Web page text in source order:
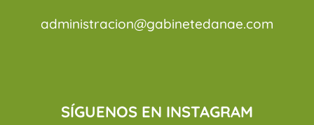
administracion@gabinetedanae.com
SÍGUENOS EN INSTAGRAM